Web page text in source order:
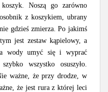
Noszą go zarówno
z koszykiem, ubrany
gdzieś zmierza. Po jakimś
jest zestaw kąpielowy, a
wody umyć się i wyprać
wszystko osuszyło.
ważne, że przy drodze, w
że jest rura z której leci